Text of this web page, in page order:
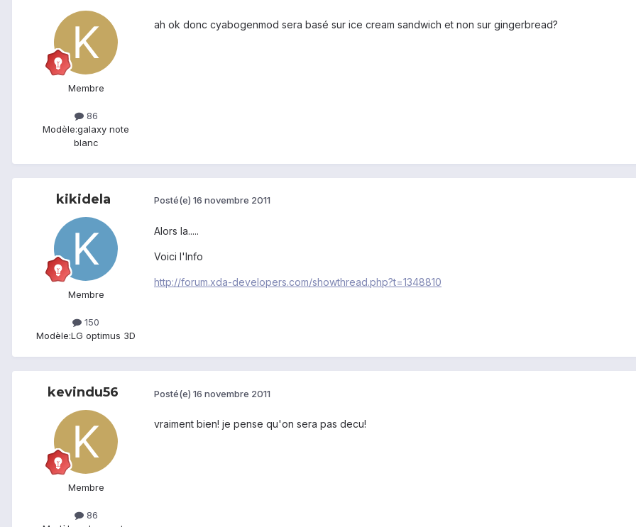
Membre
86
Modèle:galaxy note
blanc
ah ok donc cyabogenmod sera basé sur ice cream sandwich et non sur gingerbread?
kikidela
Membre
150
Modèle:LG optimus 3D
Posté(e) 16 novembre 2011
Alors la.....
Voici l'Info
http://forum.xda-developers.com/showthread.php?t=1348810
kevindu56
Membre
86
Posté(e) 16 novembre 2011
vraiment bien! je pense qu'on sera pas decu!